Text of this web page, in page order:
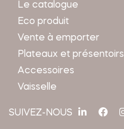
Le catalogue
Eco produit
Vente à emporter
Plateaux et présentoirs
Accessoires
Vaisselle
SUIVEZ-NOUS